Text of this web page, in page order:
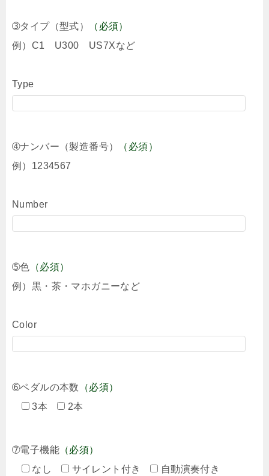
➂タイプ（型式）
（必須）
例）C1 U300 US7Xなど
Type
➃ナンバー（製造番号）
（必須）
例）1234567
Number
➄色 （必須）
例）黒・茶・マホガニーなど
Color
➅ペダルの本数
（必須）
3本
2本
➆電子機能 （必須）
なし
サイレント付き 自動演奏付き